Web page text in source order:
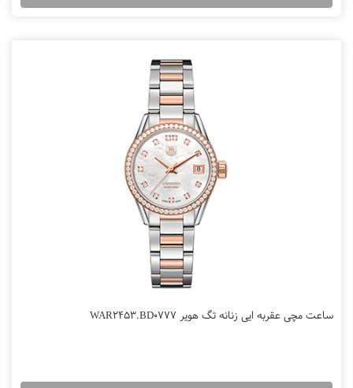
ساعت مچی عقربه ایی زنانه تگ هویر WAR2453.BD0777